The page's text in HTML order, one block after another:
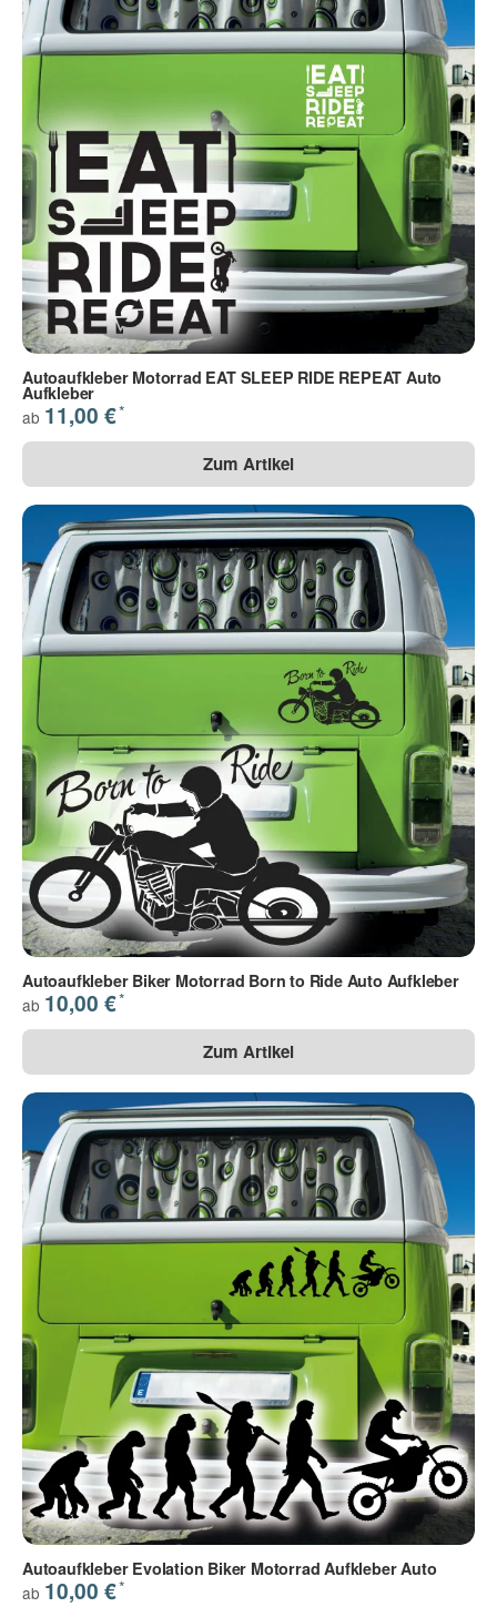
Autoaufkleber Motorrad EAT SLEEP RIDE REPEAT Auto
Aufkleber
ab 11,00 €*
Zum Artikel
Autoaufkleber Biker Motorrad Born to Ride Auto Aufkleber
ab 10,00 €*
Zum Artikel
Autoaufkleber Evolation Biker Motorrad Aufkleber Auto
ab 10,00 €*